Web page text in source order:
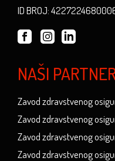
ID BROJ:
NAŠI
Zavod zdravstvenog
Zavod zdravstvenog
Zavod zdravstvenog
Zavod zdravstvenog